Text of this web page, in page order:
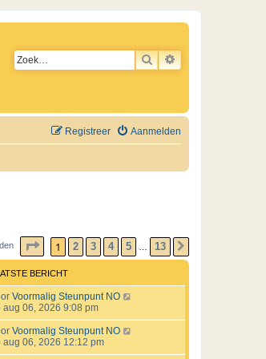
ZOEKUITGEBREID
Aanmelden
Registreer
PAGINA VAN 13
1 2 3 4 5 13
BERICHT
Voormalig Steunpunt NO
aug 06, 2026 9:08 pm
Voormalig Steunpunt NO
aug 06, 2026 12:12 pm